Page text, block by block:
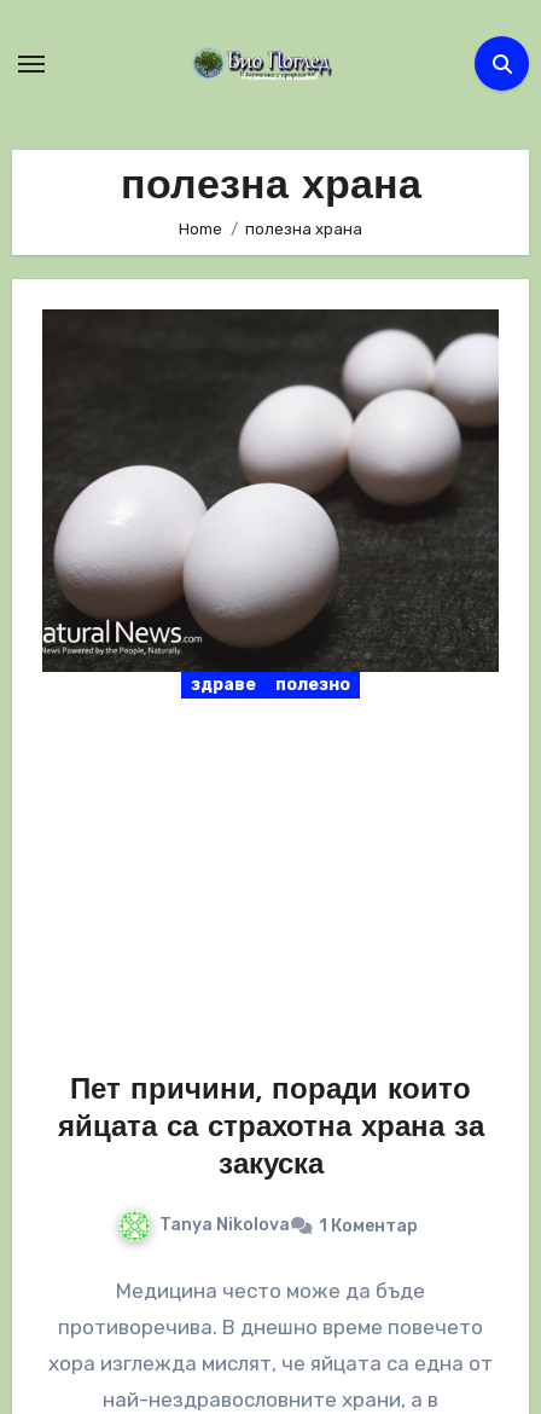
полезна храна
Home полезна храна
здраве полезно
Пет причини, поради които
яйцата са страхотна храна за
закуска
Tanya Nikolova 1 Коментар
Медицина често може да бъде
противоречива. В днешно време повечето
хора изглежда мислят, че яйцата са една от
най-нездравословните храни, а в